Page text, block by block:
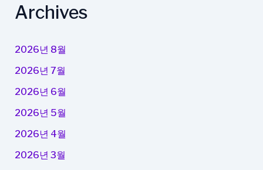
Archives
2026년 8월
2026년 7월
2026년 6월
2026년 5월
2026년 4월
2026년 3월